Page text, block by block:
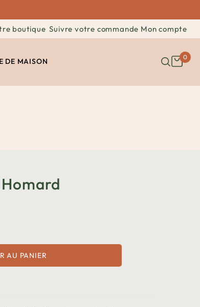
boutique Suivre votre commande Mon compte
DE MAISON 0
AU PANIER